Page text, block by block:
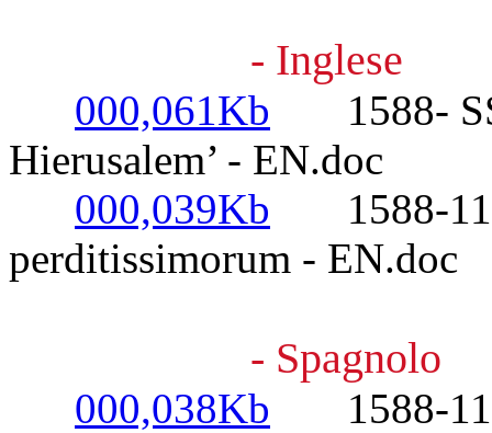
- Inglese
000,061Kb 1588- SS
Hierusalem’ - EN.doc
000,039Kb 1588-11-
perditissimorum - EN.doc
- Spagnolo
000,038Kb 1588-11-